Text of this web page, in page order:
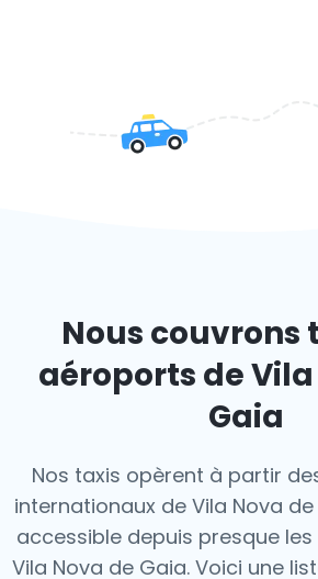
Nous couvrons
aéroports de
Gaia
Nos taxis opèrent à partir
internationaux de Vila Nova
accessible depuis presque les
Vila Nova de Gaia. Voici une